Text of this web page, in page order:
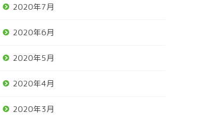
2020年7月
2020年6月
2020年5月
2020年4月
2020年3月